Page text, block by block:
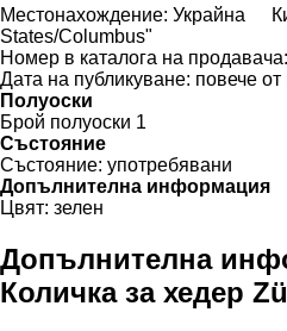
Местонахождение: Украйна
States/Columbus"
Номер в каталога на продавача:
Дата на публикуване: повече
Полуоски
Брой полуоски 1
Състояние
Състояние: употребявани
Допълнителна информация
Цвят: зелен
Допълнителна
Количка за хедер